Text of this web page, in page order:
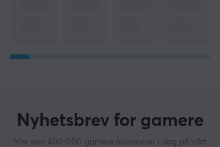
Nyhetsbrev for gamere
Mer enn 400 000 gamere abonnerer i dag på vårt